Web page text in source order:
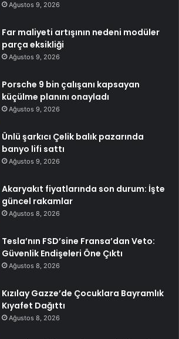
Ağustos 9, 2026
Far maliyeti artışının nedeni modüler
parça eksikliği
Ağustos 9, 2026
Porsche 9 bin çalışanı kapsayan
küçülme planını onayladı
Ağustos 9, 2026
Ünlü şarkıcı Çelik balık pazarında
banyo lifi sattı
Ağustos 9, 2026
Akaryakıt fiyatlarında son durum: İşte
güncel rakamlar
Ağustos 8, 2026
Tesla’nın FSD’sine Fransa’dan Veto:
Güvenlik Endişeleri Öne Çıktı
Ağustos 8, 2026
Kızılay Gazze’de Çocuklara Bayramlık
Kıyafet Dağıttı
Ağustos 8, 2026